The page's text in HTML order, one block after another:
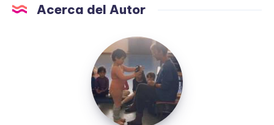
Acerca del Autor
Fuensanta
López
Moreno